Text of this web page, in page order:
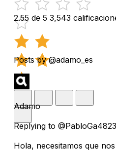
2.55 de 5 3,543
Posts by @adamo_es
Adamo
Replying to
Hola, necesitamos que